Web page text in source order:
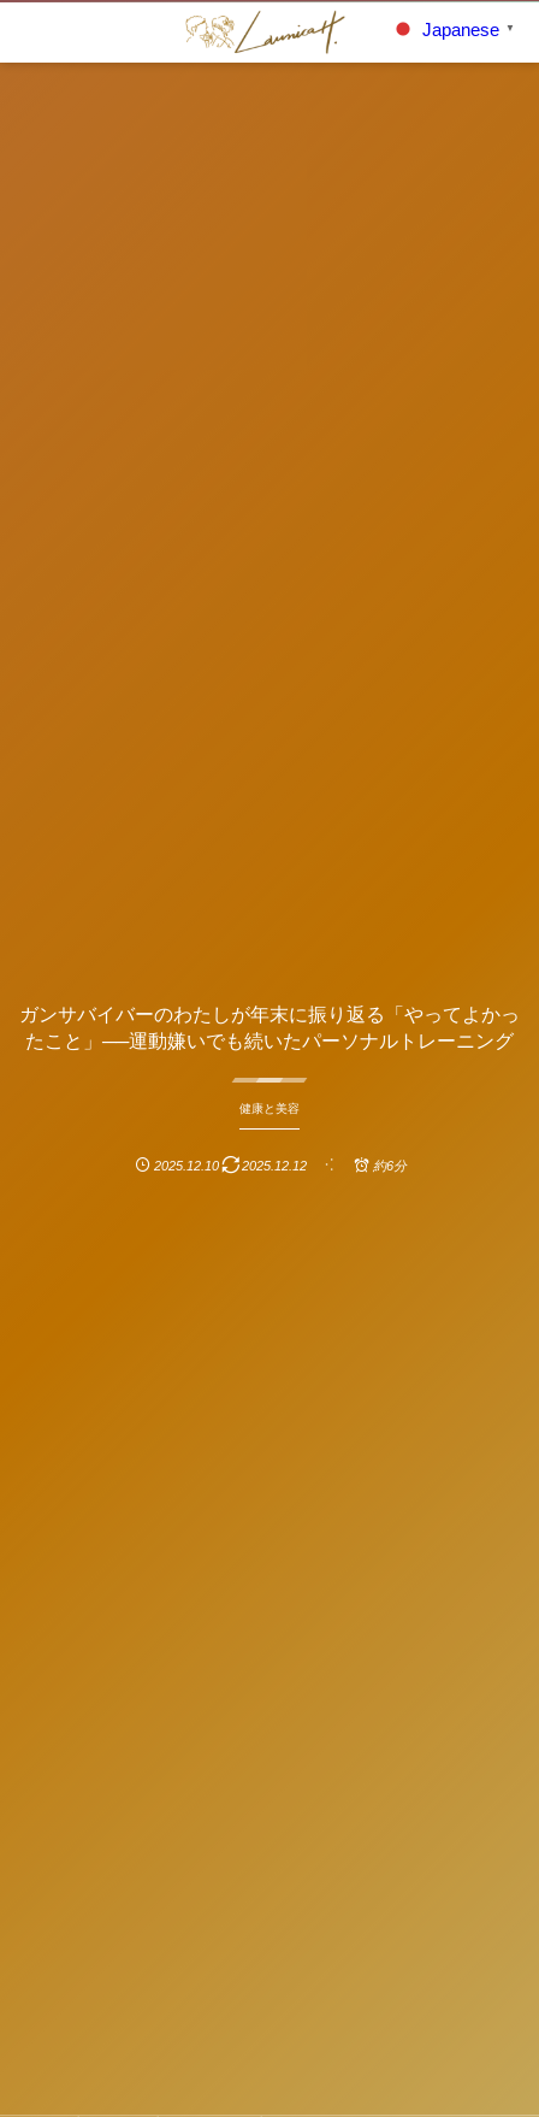
ガンサバイバーのわたしが年末に振り返る「やってよかっ
たこと」──運動嫌いでも続いたパーソナルトレーニング
健康と美容
2025.12.10 2025.12.12 約6分
Japanese ▼